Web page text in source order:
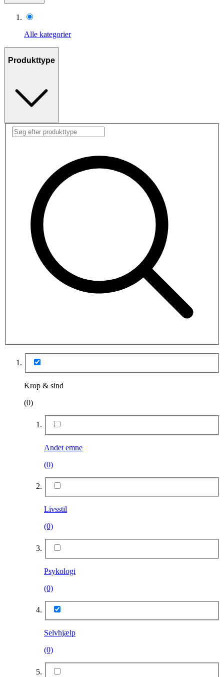
Alle kategorier
Produkttype
Krop & sind
(0)
Andet emne
(0)
Livsstil
(0)
Psykologi
(0)
Selvhjælp
(0)